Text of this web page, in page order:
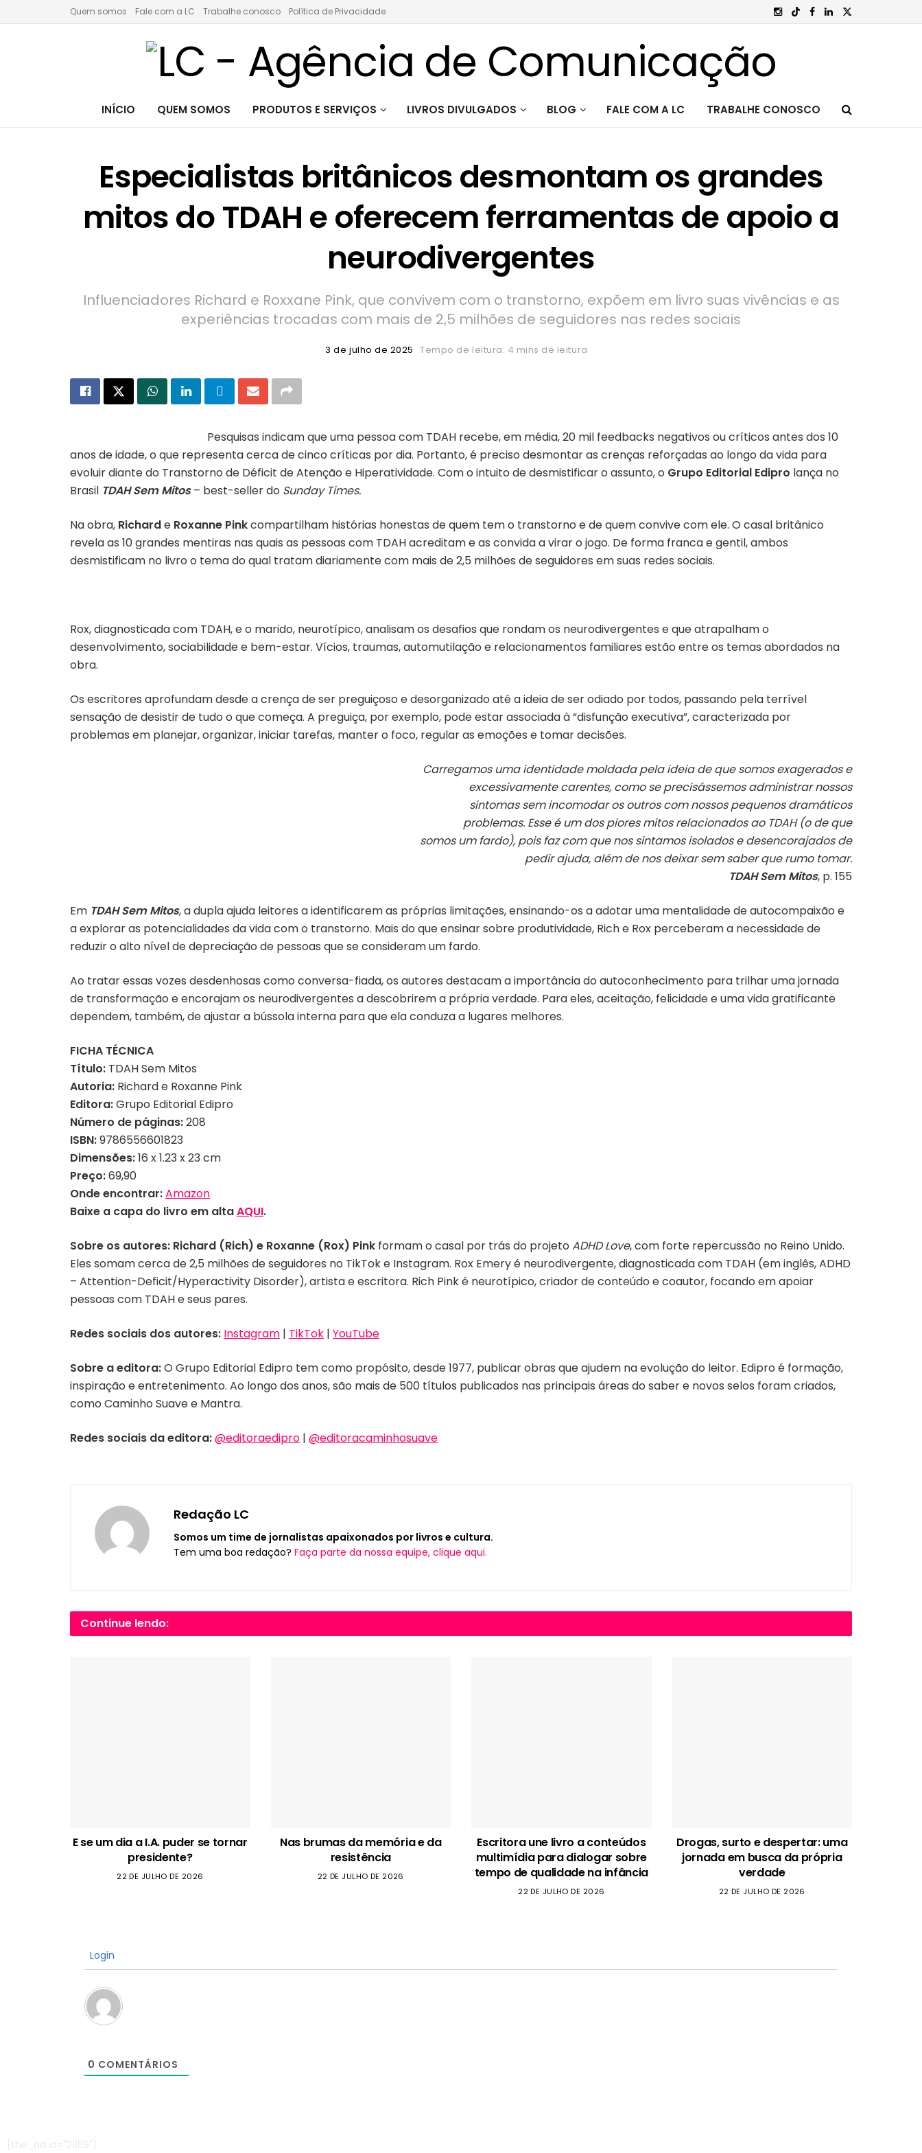
Quem somos Fale com a LC Trabalhe conosco Política de Privacidade
INÍCIO QUEM SOMOS PRODUTOS E SERVIÇOS LIVROS DIVULGADOS BLOG FALE COM A LC TRABALHE CONOSCO
Especialistas britânicos desmontam os grandes
mitos do TDAH e oferecem ferramentas de apoio a
neurodivergentes
Influenciadores Richard e Roxxane Pink, que convivem com o transtorno, expõem em livro suas vivências e as
experiências trocadas com mais de 2,5 milhões de seguidores nas redes sociais
3 de julho de 2025 Tempo de leitura: 4 mins de leitura
Pesquisas indicam que uma pessoa com TDAH recebe, em média, 20 mil feedbacks negativos ou críticos antes dos 10
anos de idade, o que representa cerca de cinco críticas por dia. Portanto, é preciso desmontar as crenças reforçadas ao longo da vida para
evoluir diante do Transtorno de Déficit de Atenção e Hiperatividade. Com o intuito de desmistificar o assunto, o Grupo Editorial Edipro lança no
Brasil TDAH Sem Mitos– best-seller do Sunday Times.
Na obra, Richarde Roxanne Pinkcompartilham histórias honestas de quem tem o transtorno e de quem convive com ele. O casal britânico
revela as 10 grandes mentiras nas quais as pessoas com TDAH acreditam e as convida a virar o jogo. De forma franca e gentil, ambos
desmistificam no livro o tema do qual tratam diariamente com mais de 2,5 milhões de seguidores em suas redes sociais.
Rox, diagnosticada com TDAH, e o marido, neurotípico, analisam os desafios que rondam os neurodivergentes e que atrapalham o
desenvolvimento, sociabilidade e bem-estar. Vícios, traumas, automutilação e relacionamentos familiares estão entre os temas abordados na
obra.
Os escritores aprofundam desde a crença de ser preguiçoso e desorganizado até a ideia de ser odiado por todos, passando pela terrível
sensação de desistir de tudo o que começa. A preguiça, por exemplo, pode estar associada à “disfunção executiva”, caracterizada por
problemas em planejar, organizar, iniciar tarefas, manter o foco, regular as emoções e tomar decisões.
Carregamos uma identidade moldada pela ideia de que somos exagerados e
excessivamente carentes, como se precisássemos administrar nossos
sintomas sem incomodar os outros com nossos pequenos dramáticos
problemas. Esse é um dos piores mitos relacionados ao TDAH (o de que
somos um fardo), pois faz com que nos sintamos isolados e desencorajados de
pedir ajuda, além de nos deixar sem saber que rumo tomar.
TDAH Sem Mitos, p. 155
Em TDAH Sem Mitos, a dupla ajuda leitores a identificarem as próprias limitações, ensinando-os a adotar uma mentalidade de autocompaixão e
a explorar as potencialidades da vida com o transtorno. Mais do que ensinar sobre produtividade, Rich e Rox perceberam a necessidade de
reduzir o alto nível de depreciação de pessoas que se consideram um fardo.
Ao tratar essas vozes desdenhosas como conversa-fiada, os autores destacam a importância do autoconhecimento para trilhar uma jornada
de transformação e encorajam os neurodivergentes a descobrirem a própria verdade. Para eles, aceitação, felicidade e uma vida gratificante
dependem, também, de ajustar a bússola interna para que ela conduza a lugares melhores.
FICHA TÉCNICA
Título: TDAH Sem Mitos
Autoria: Richard e Roxanne Pink
Editora:Grupo Editorial Edipro
Número de páginas:208
ISBN:9786556601823
Dimensões:16 x 1.23 x 23 cm
Preço:69,90
Onde encontrar:Amazon
Baixe a capa do livro em altaAQUI.
Sobre os autores: Richard (Rich) e Roxanne (Rox) Pink formam o casal por trás do projeto ADHD Love, com forte repercussão no Reino Unido.
Eles somam cerca de 2,5 milhões de seguidores no TikTok e Instagram. Rox Emery é neurodivergente, diagnosticada com TDAH (em inglês, ADHD
– Attention-Deficit/Hyperactivity Disorder), artista e escritora. Rich Pink é neurotípico, criador de conteúdo e coautor, focando em apoiar
pessoas com TDAH e seus pares.
Redes sociais dos autores: Instagram | TikTok | YouTube
Sobre a editora:O Grupo Editorial Edipro tem como propósito, desde 1977, publicar obras que ajudem na evolução do leitor. Edipro é formação,
inspiração e entretenimento. Ao longo dos anos, são mais de 500 títulos publicados nas principais áreas do saber e novos selos foram criados,
como Caminho Suave e Mantra.
Redes sociais da editora:@editoraedipro | @editoracaminhosuave
Redação LC
Somos um time de jornalistas apaixonados por livros e cultura.
Tem uma boa redação? Faça parte da nossa equipe, clique aqui.
Continue lendo:
E se um dia a I.A. puder se tornar
presidente?
22 DE JULHO DE 2026
Nas brumas da memória e da
resistência
22 DE JULHO DE 2026
Escritora une livro a conteúdos
multimídia para dialogar sobre
tempo de qualidade na infância
22 DE JULHO DE 2026
Drogas, surto e despertar: uma
jornada em busca da própria
verdade
22 DE JULHO DE 2026
Login
0 COMENTÁRIOS